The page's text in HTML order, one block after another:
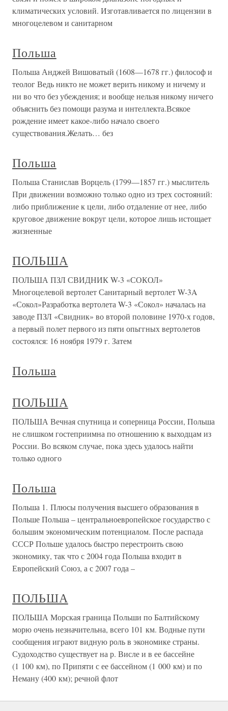
климатических условий. Изготавливается по лицензии в
многоцелевом и санитарном
Польша
Польша Анджей Вишоватый (1608—1678 гг.) философ и
теолог Ведь никто не может верить никому и ничему и
ни во что без убеждения; и вообще нельзя никому ничего
объяснить без помощи разума и интеллекта.Всякое
рождение имеет какое-либо начало своего
существования.Желать… без
Польша
Польша Станислав Ворцель (1799—1857 гг.) мыслитель
При движении возможно только одно из трех состояний:
либо приближение к цели, либо отдаление от нее, либо
круговое движение вокруг цели, которое лишь истощает
жизненные
ПОЛЬША
ПОЛЬША ПЗЛ СВИДНИК W-3 «СОКОЛ»
Многоцелевой вертолет Санитарный вертолет W-3A
«Сокол»Разработка вертолета W-3 «Сокол» началась на
заводе ПЗЛ «Свидник» во второй половине 1970-х годов,
а первый полет первого из пяти опьггных вертолетов
состоялся: 16 ноября 1979 г. Затем
Польша
ПОЛЬША
ПОЛЬША Вечная спутница и соперница России, Польша
не слишком гостеприимна по отношению к выходцам из
России. Во всяком случае, пока здесь удалось найти
только одного
Польша
Польша 1. Плюсы получения высшего образования в
Польше Польша – центральноевропейское государство с
большим экономическим потенциалом. После распада
СССР Польше удалось быстро перестроить свою
экономику, так что с 2004 года Польша входит в
Европейский Союз, а с 2007 года –
ПОЛЬША
ПОЛЬША Морская граница Польши по Балтийскому
морю очень незначительна, всего 101 км. Водные пути
сообщения играют видную роль в экономике страны.
Судоходство существует на р. Висле и в ее бассейне
(1 100 км), по Припяти с ее бассейном (1 000 км) и по
Неману (400 км); речной флот